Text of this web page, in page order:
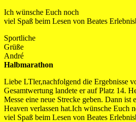
Ich wünsche Euch noch
viel Spaß beim Lesen von Beates
Sportliche
Grüße
André
Halbmarathon
Liebe LTler,nachfolgend die Ergebnisse
Gesamtwertung landete er auf Platz 14.
Messe eine neue Strecke geben. Dann
Heaven verlassen hat.Ich wünsche Euch
viel Spaß beim Lesen von Beates